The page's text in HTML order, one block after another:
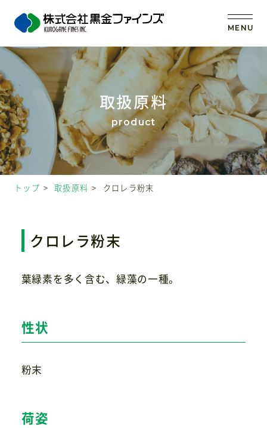
MENU
トップ
当社の強み
事業内容
取扱原料
取扱原料
トップ 取扱原料 クロレラ粉末
クロレラ粉末
葉緑素を多く含む、緑藻の一種。
性状
粉末
荷姿